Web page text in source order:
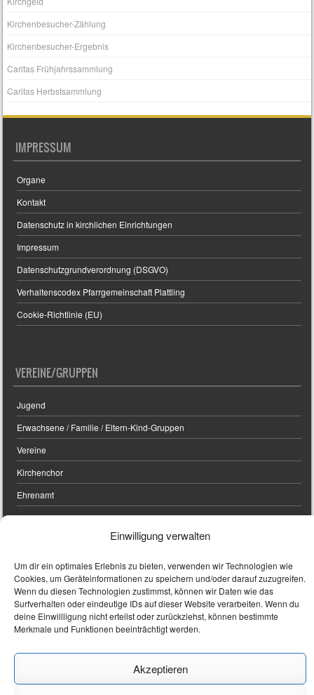
Einwilligung verwalten
Um dir ein optimales Erlebnis zu bieten, verwenden wir Technologien wie
Cookies, um Geräteinformationen zu speichern und/oder darauf zuzugreifen.
Wenn du diesen Technologien zustimmst, können wir Daten wie das
Surfverhalten oder eindeutige IDs auf dieser Website verarbeiten. Wenn du
deine Einwillligung nicht erteilst oder zurückziehst, können bestimmte
Merkmale und Funktionen beeinträchtigt werden.
Akzeptieren
Kirchenbesucher-Zählung
Kirchenbesucher-Ergebnis
Caritas Frühjahrssammlung
Caritas Herbstsammlung
IMPRESSUM
Organe
Kontakt
Datenschutz in kirchlichen Einrichtungen
Impressum
Datenschutzgrundverordnung (DSGVO)
Verhaltenscodex Pfarrgemeinschaft Plattling
Cookie-Richtlinie (EU)
VEREINE/GRUPPEN
Jugend
Erwachsene / Familie / Eltern-Kind-Gruppen
Vereine
Kirchenchor
Ehrenamt
Stadtpfarrkirche
Friedhofskirche
Filialkirchen
Digitaler Kirchenraumführer Stadtpfarrkirche St. Magdalena